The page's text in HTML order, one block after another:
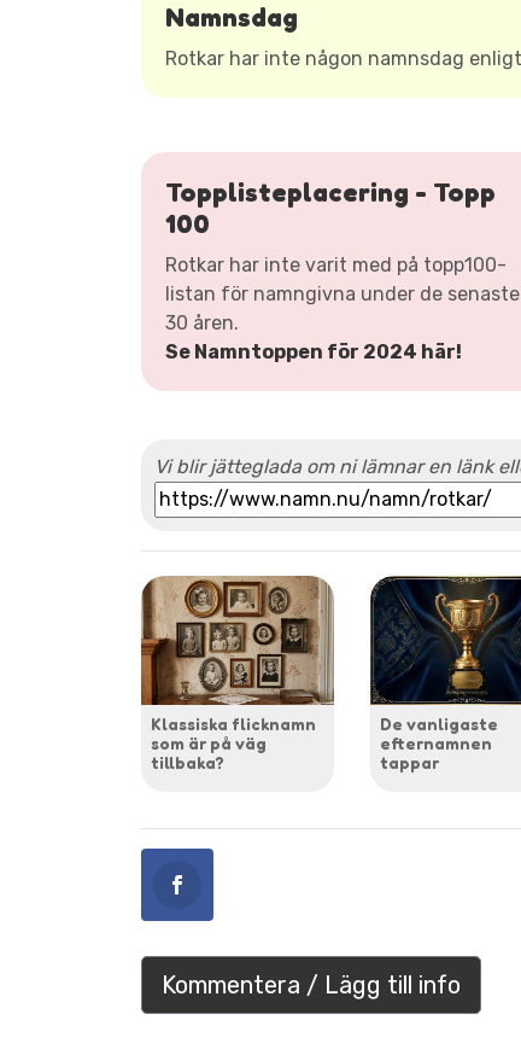
Namnsdag
Rotkar har inte någon namnsdag
Topplisteplacering - Topp
100
Rotkar har inte varit med på topp100-
listan för namngivna under de senaste
30 åren.
Se Namntoppen för 2024 här!
Vi blir jätteglada om ni lämnar en länk
Klassiska flicknamn
som är på väg
tillbaka?
De vanligaste
efternamnen
tappar
Kommentera / Lägg till info